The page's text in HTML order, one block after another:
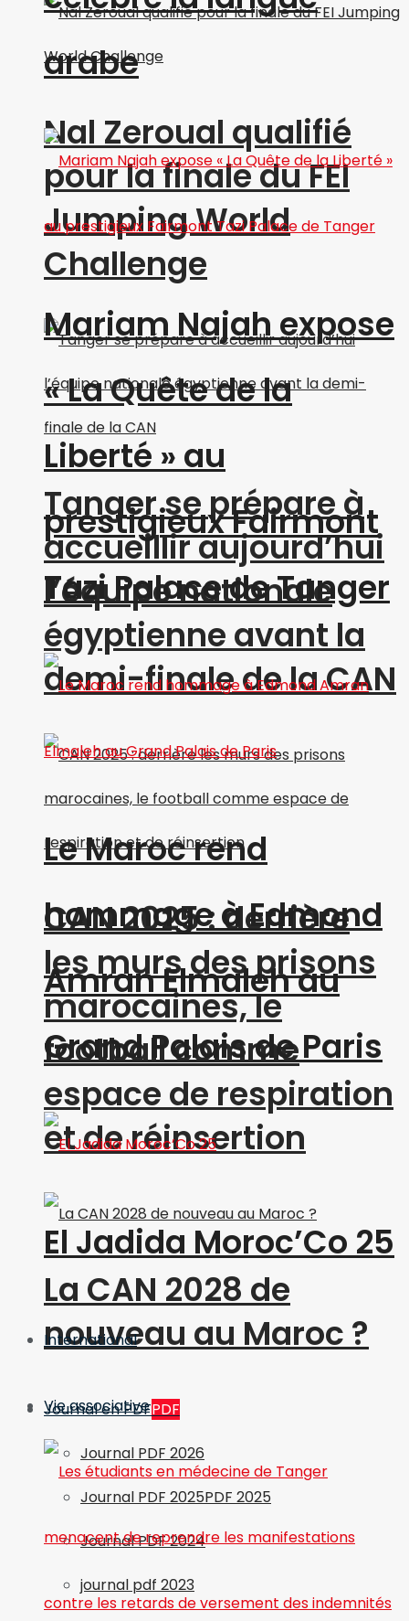
Nal Zeroual qualifié
pour la finale du FEI
Jumping World
Challenge
Tanger se prépare à
accueillir aujourd’hui
l’équipe nationale
égyptienne avant la
demi-finale de la CAN
CAN 2025 : derrière
les murs des prisons
marocaines, le
football comme
espace de respiration
et de réinsertion
La CAN 2028 de
nouveau au Maroc ?
Journal en PDFPDF
Journal PDF 2026
Journal PDF 2025PDF 2025
Journal PDF 2024
journal pdf 2023
arabe
Mariam Najah expose
« La Quête de la
Liberté » au
prestigieux Fairmont
Tazi Palace de Tanger
Le Maroc rend
hommage à Edmond
Amran Elmaleh au
Grand Palais de Paris
El Jadida Moroc’Co 25
International
Vie associative